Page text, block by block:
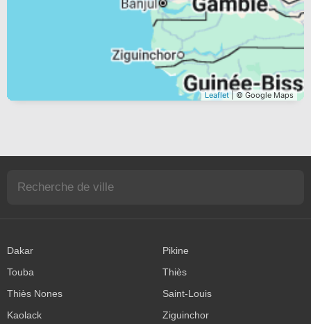
Leaflet | © Google Maps
Dakar
Pikine
Touba
Thiès
Thiès Nones
Saint-Louis
Kaolack
Ziguinchor